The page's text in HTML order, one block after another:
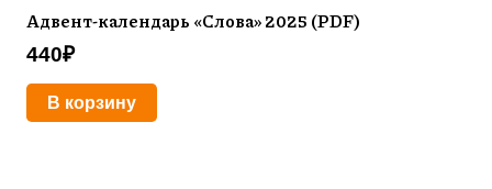
Адвент-календарь «Слова» 2025 (PDF)
440₽
В корзину